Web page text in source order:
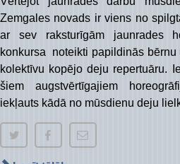
Piekļūstamības
Digitālās plaisas
STEM un pilsoniskā
Zemgales novads ir viens no
ar sev raksturīgām jaunrades
konkursa noteikti papildinās
kolektīvu kopējo deju repertuāru.
šiem augstvērtīgajiem
iekļauts kādā no mūsdienu deju